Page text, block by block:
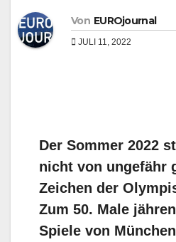
Von EUROjournal
JULI 11, 2022
Der Sommer 2022
nicht von ungefähr
Zeichen der
Zum 50. Male
Spiele von